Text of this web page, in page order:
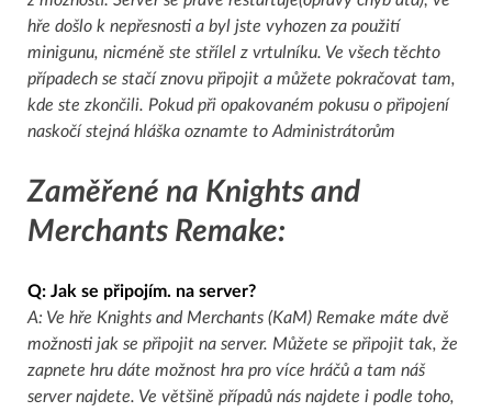
hře došlo k nepřesnosti a byl jste vyhozen za použití
minigunu, nicméně ste střílel z vrtulníku. Ve všech těchto
případech se stačí znovu připojit a můžete pokračovat tam,
kde ste zkončili. Pokud při opakovaném pokusu o připojení
naskočí stejná hláška oznamte to Administrátorům
Zaměřené na Knights and
Merchants Remake:
Q: Jak se připojím. na server?
A: Ve hře Knights and Merchants (KaM) Remake máte dvě
možnosti jak se připojit na server. Můžete se připojit tak, že
zapnete hru dáte možnost hra pro více hráčů a tam náš
server najdete. Ve většině případů nás najdete i podle toho,